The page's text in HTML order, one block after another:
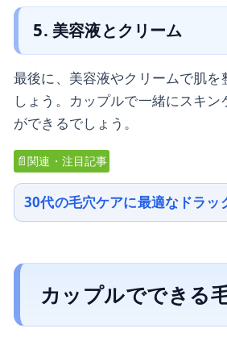
5. 美容液とクリーム
最後に、美容液やクリームで肌
しょう。カップルで一緒にスキ
ができるでしょう。
📄関連・注目記事
30代の毛穴ケアに最適なドラッ
カップルでできる